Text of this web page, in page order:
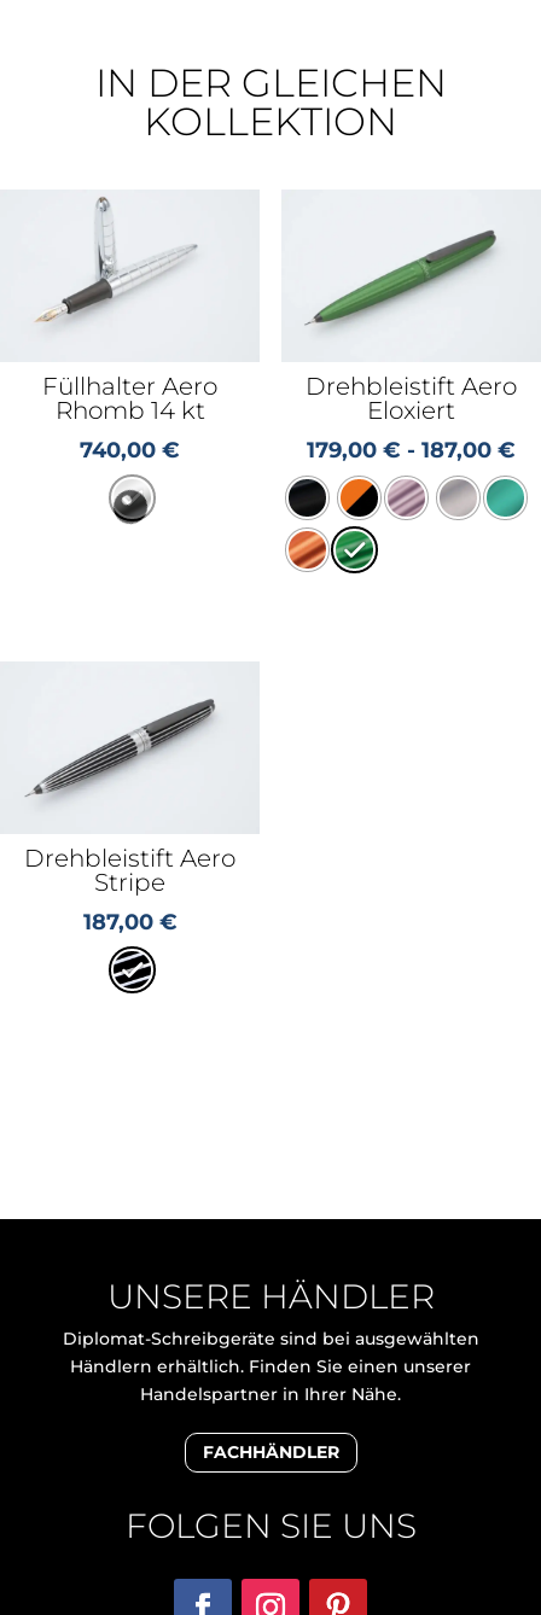
IN DER GLEICHEN
KOLLEKTION
Füllhalter Aero
Rhomb 14 kt
740,00€
Drehbleistift Aero
Eloxiert
179,00 € - 187,00 €
Drehbleistift Aero
Stripe
187,00 €
UNSERE HÄNDLER
Diplomat-Schreibgeräte sind bei ausgewählten
Händlern erhältlich. Finden Sie einen unserer
Handelspartner in Ihrer Nähe.
FACHHÄNDLER
FOLGEN SIE UNS